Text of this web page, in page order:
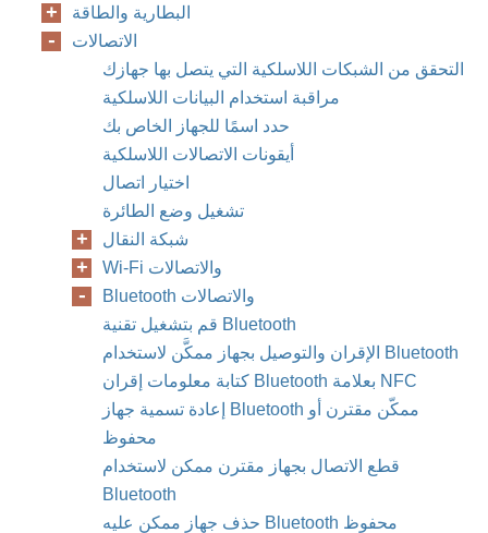
البطارية والطاقة
الاتصالات
التحقق من الشبكات اللاسلكية التي يتصل بها جهازك
مراقبة استخدام البيانات اللاسلكية
حدد اسمًا للجهاز الخاص بك
أيقونات الاتصالات اللاسلكية
اختيار اتصال
تشغيل وضع الطائرة
شبكة النقال
Wi-Fi والاتصالات
Bluetooth والاتصالات
قم بتشغيل تقنية Bluetooth
الإقران والتوصيل بجهاز ممكَّن لاستخدام Bluetooth
كتابة معلومات إقران Bluetooth بعلامة NFC
إعادة تسمية جهاز Bluetooth ممكّن مقترن أو
محفوظ
قطع الاتصال بجهاز مقترن ممكن لاستخدام
Bluetooth
حذف جهاز ممكن عليه Bluetooth محفوظ